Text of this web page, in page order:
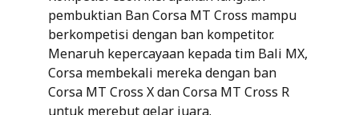
pembuktian Ban Corsa MT Cross mampu
berkompetisi dengan ban kompetitor.
Menaruh kepercayaan kepada tim Bali MX,
Corsa membekali mereka dengan ban
Corsa MT Cross X dan Corsa MT Cross R
untuk merebut gelar juara.